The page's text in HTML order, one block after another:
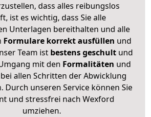
dass alles reibungslos
ist es wichtig, dass Sie alle
Unterlagen bereithalten und alle
Formulare korrekt ausfüllen und
Team ist bestens geschult und
mit den Formalitäten und
allen Schritten der Abwicklung
Durch unseren Service können Sie
und stressfrei nach Wexford
umziehen.